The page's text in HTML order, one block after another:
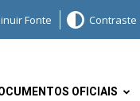
Fonte Contraste
OFICIAIS